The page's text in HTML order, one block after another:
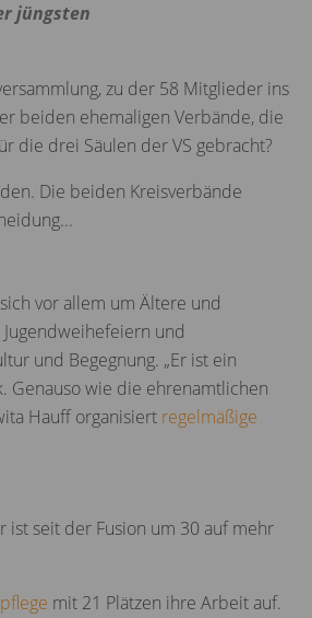
jüngsten
zu der 58 Mitglieder ins
beiden ehemaligen Verbände, die
die drei Säulen der VS gebracht?
Die beiden Kreisverbände
vor allem um Ältere und
und
und Begegnung. „Er ist ein
Genauso wie die ehrenamtlichen
Hauff organisiert regelmäßige
ist seit der Fusion um 30 auf mehr
mit 21 Plätzen ihre Arbeit auf.